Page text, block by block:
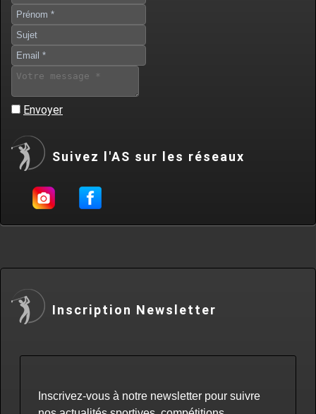
Envoyer
Suivez l'AS sur les réseaux
Inscription Newsletter
Inscrivez-vous à notre newsletter pour suivre